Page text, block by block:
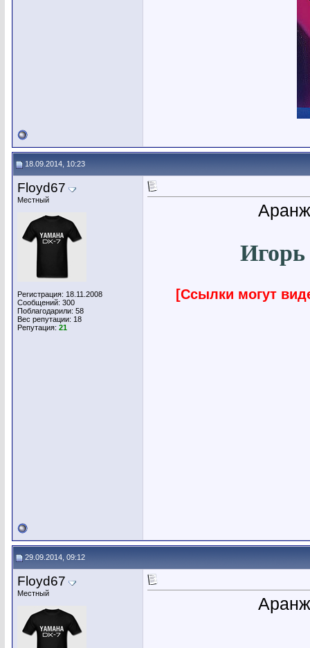
18.09.2014, 10:23
Floyd67
Местный
Регистрация: 18.11.2008
Сообщений: 300
Поблагодарили: 58
Вес репутации: 18
Репутация: 21
[Ссылки могут
29.09.2014, 09:12
Floyd67
Местный